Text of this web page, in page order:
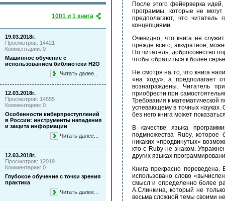
1001 и 1 книга
19.03.2018г.
Просмотров: 14421
Комментарии: 0
Машинное обучение с
использованием библиотеки Н2О
Читать далее...
12.03.2018г.
Просмотров: 14555
Комментарии: 0
Особенности киберпреступлений
в России: инструменты нападения
и защита информации
Читать далее...
12.03.2018г.
Просмотров: 12019
Комментарии: 0
Глубокое обучение с точки зрения
практика
Читать далее...
После этого фейерверка
программы, которые не
предполагают, что
концепциями.
Очевидно, что книга не
прежде всего, аккуратное,
Но читатель, добросовестно
чтобы обратиться к более
Не смотря на то, что книга
«на ходу», а предполагает
вознаграждены. Читатель
приобрести при
Требования к математической
успевающему в точных науках.
без него книга может
В качестве языка
подмножества Ruby, которое
никаких «продвинутых»
кто с Ruby не знаком.
других языках
Книга прекрасно
использовано слово
смысл и определенно более
А.Слинкина, который не
весьма сложной темы своими